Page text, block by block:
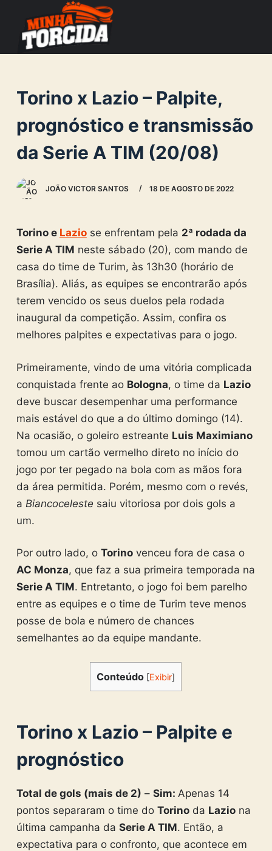
o
n
e
Torino x Lazio – Palpite,
prognóstico e transmissão
da Serie A TIM (20/08)
JOÃO VICTOR SANTOS 18 DE AGOSTO DE 2022
Torino e Laziose enfrentam pela 2ª rodada da
Serie A TIM neste sábado (20), com mando de
casa do time de Turim, às 13h30 (horário de
Brasília). Aliás, as equipes se encontrarão após
terem vencido os seus duelos pela rodada
inaugural da competição. Assim, confira os
melhores palpites e expectativas para o jogo.
Primeiramente, vindo de uma vitória complicada
conquistada frente ao Bologna, o time da Lazio
deve buscar desempenhar uma performance
mais estável do que a do último domingo (14).
Na ocasião, o goleiro estreante Luis Maximiano
tomou um cartão vermelho direto no início do
jogo por ter pegado na bola com as mãos fora
da área permitida. Porém, mesmo com o revés,
a Biancoceleste saiu vitoriosa por dois gols a
um.
Por outro lado, o Torinovenceu fora de casa o
AC Monza, que faz a sua primeira temporada na
Serie A TIM. Entretanto, o jogo foi bem parelho
entre as equipes e o time de Turim teve menos
posse de bola e número de chances
semelhantes ao da equipe mandante.
Conteúdo [Exibir]
Torino x Lazio – Palpite e
prognóstico
Total de gols (mais de 2) – Sim: Apenas 14
pontos separaram o time do Torinoda Laziona
última campanha da Serie A TIM. Então, a
expectativa para o confronto, que acontece em